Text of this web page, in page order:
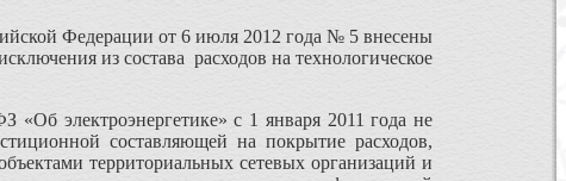
Федерации от 6 июля 2012 года № 5 внесены
из состава расходов на технологическое
электроэнергетике» с 1 января 2011 года не
составляющей на покрытие расходов,
территориальных сетевых организаций и